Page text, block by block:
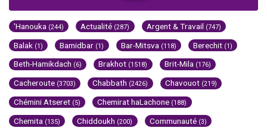
'Hanouka (244) Actualité (287) Argent & Travail (747)
Balak (1) Bamidbar (1) Bar-Mitsva (118) Berechit (1)
Beth-Hamikdach (6) Brakhot (1518) Brit-Mila (176)
Cacheroute (3703) Chabbath (2426) Chavouot (219)
Chémini Atseret (5) Chemirat haLachone (188)
Chemita (135) Chiddoukh (200) Communauté (3)